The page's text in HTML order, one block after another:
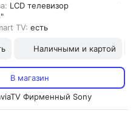
LCD телевизор
TV: есть
Наличными и картой
В магазин
Фирменный Sony